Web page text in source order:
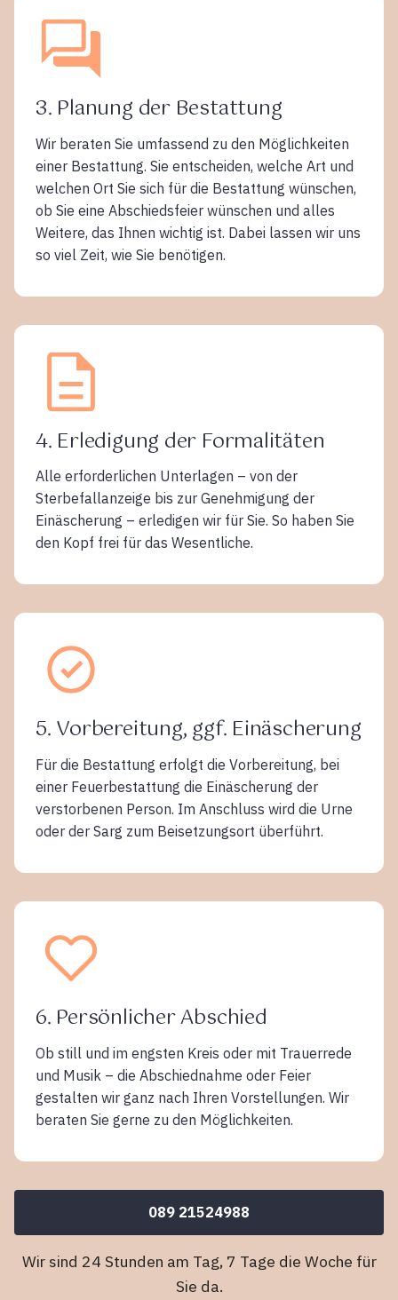
3. Planung der Bestattung
Wir beraten Sie umfassend zu den Möglichkeiten
einer Bestattung. Sie entscheiden, welche Art und
welchen Ort Sie sich für die Bestattung wünschen,
ob Sie eine Abschiedsfeier wünschen und alles
Weitere, das Ihnen wichtig ist. Dabei lassen wir uns
so viel Zeit, wie Sie benötigen.
4. Erledigung der Formalitäten
Alle erforderlichen Unterlagen – von der
Sterbefallanzeige bis zur Genehmigung der
Einäscherung – erledigen wir für Sie. So haben Sie
den Kopf frei für das Wesentliche.
5. Vorbereitung, ggf. Einäscherung
Für die Bestattung erfolgt die Vorbereitung, bei
einer Feuerbestattung die Einäscherung der
verstorbenen Person. Im Anschluss wird die Urne
oder der Sarg zum Beisetzungsort überführt.
6. Persönlicher Abschied
Ob still und im engsten Kreis oder mit Trauerrede
und Musik – die Abschiednahme oder Feier
gestalten wir ganz nach Ihren Vorstellungen. Wir
beraten Sie gerne zu den Möglichkeiten.
089 21524988
Wir sind 24 Stunden am Tag, 7 Tage die Woche für
Sie da.